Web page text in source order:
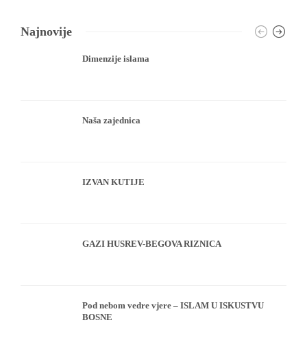
Najnovije
Dimenzije islama
Naša zajednica
IZVAN KUTIJE
GAZI HUSREV-BEGOVA RIZNICA
Pod nebom vedre vjere – ISLAM U ISKUSTVU
BOSNE